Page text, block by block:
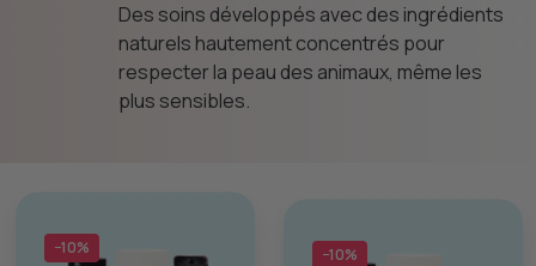
pensés pour accompagner les
problématiques cutanées avec des formules
innovantes, contrôlées et éco-
responsables.
−10% −10%